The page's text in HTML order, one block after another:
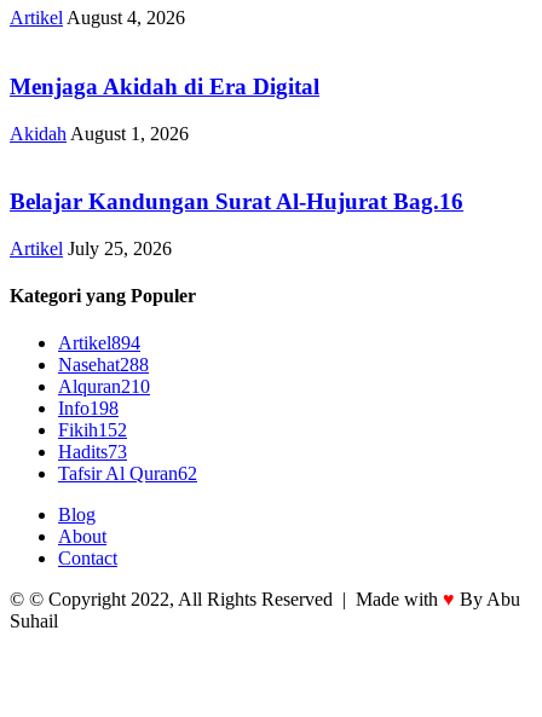
Artikel August 4, 2026
Menjaga Akidah di Era Digital
Akidah August 1, 2026
Belajar Kandungan Surat Al-Hujurat Bag.16
Artikel July 25, 2026
Kategori yang Populer
Artikel894
Nasehat288
Alquran210
Info198
Fikih152
Hadits73
Tafsir Al Quran62
Blog
About
Contact
© © Copyright 2022, All Rights Reserved | Made with ♥ By Abu
Suhail